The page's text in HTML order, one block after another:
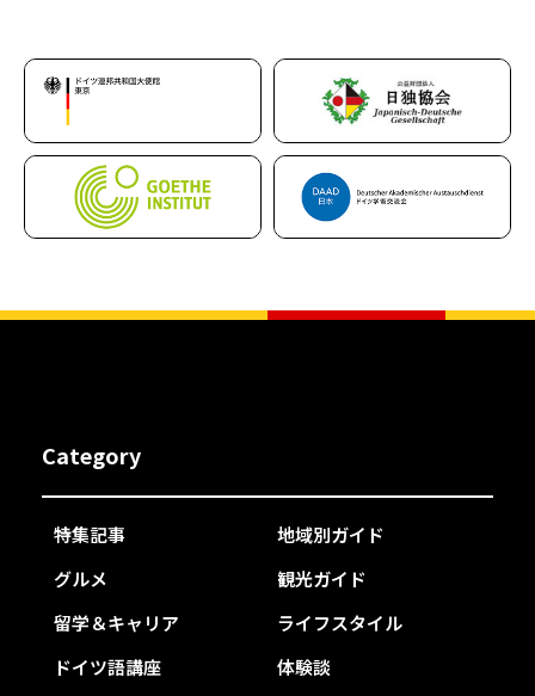
Category
特集記事
地域別ガイド
グルメ
観光ガイド
留学＆キャリア
ライフスタイル
ドイツ語講座
体験談